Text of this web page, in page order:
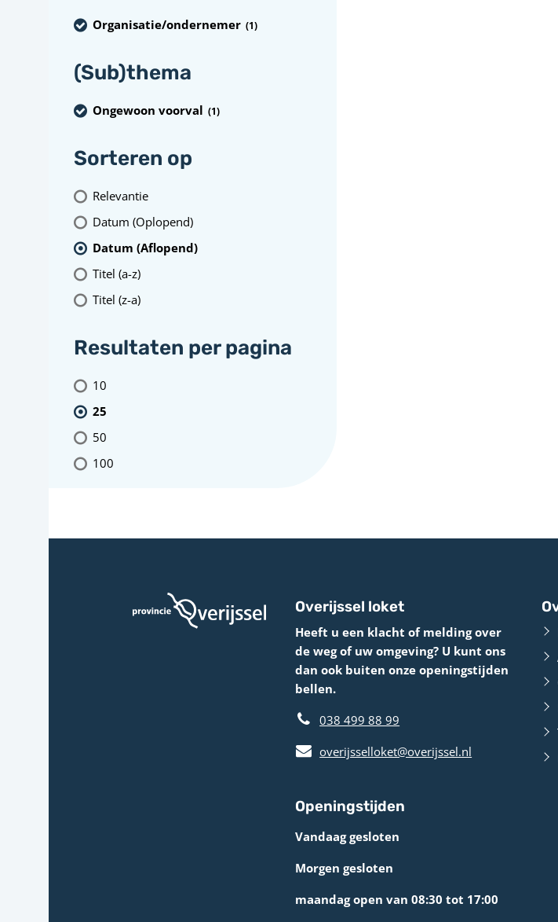
Organisatie/ondernemer (1)
(Sub)thema
Ongewoon voorval (1)
Sorteren op
Relevantie
Datum (Oplopend)
Datum (Aflopend)
Titel (a-z)
Titel (z-a)
Resultaten per pagina
10
25
50
100
Overijssel loket
Heeft u een klacht of melding over
de weg of uw omgeving? U kunt ons
dan ook buiten onze openingstijden
bellen.
038 499 88 99
overijsselloket@overijssel.nl
Openingstijden
Vandaag gesloten
Morgen gesloten
maandag open van 08:30 tot 17:00